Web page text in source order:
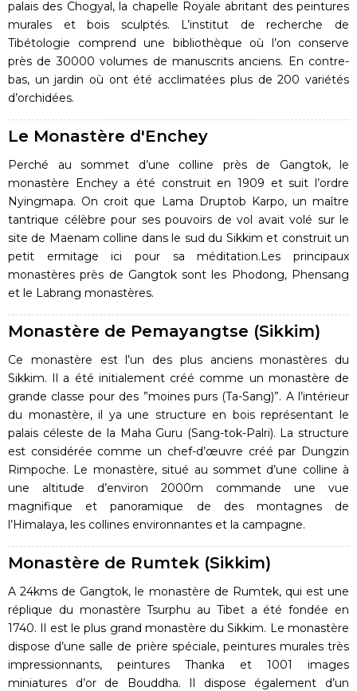
palais des Chogyal, la chapelle Royale abritant des peintures
murales et bois sculptés. L’institut de recherche de
Tibétologie comprend une bibliothèque où l’on conserve
près de 30000 volumes de manuscrits anciens. En contre-
bas, un jardin où ont été acclimatées plus de 200 variétés
d’orchidées.
Le Monastère d'Enchey
Perché au sommet d’une colline près de Gangtok, le
monastère Enchey a été construit en 1909 et suit l’ordre
Nyingmapa. On croit que Lama Druptob Karpo, un maître
tantrique célèbre pour ses pouvoirs de vol avait volé sur le
site de Maenam colline dans le sud du Sikkim et construit un
petit ermitage ici pour sa méditation.Les principaux
monastères près de Gangtok sont les Phodong, Phensang
et le Labrang monastères.
Monastère de Pemayangtse (Sikkim)
Ce monastère est l’un des plus anciens monastères du
Sikkim. Il a été initialement créé comme un monastère de
grande classe pour des ”moines purs (Ta-Sang)”. A l’intérieur
du monastère, il ya une structure en bois représentant le
palais céleste de la Maha Guru (Sang-tok-Palri). La structure
est considérée comme un chef-d’œuvre créé par Dungzin
Rimpoche. Le monastère, situé au sommet d’une colline à
une altitude d’environ 2000m commande une vue
magnifique et panoramique de des montagnes de
l’Himalaya, les collines environnantes et la campagne.
Monastère de Rumtek (Sikkim)
A 24kms de Gangtok, le monastère de Rumtek, qui est une
réplique du monastère Tsurphu au Tibet a été fondée en
1740. Il est le plus grand monastère du Sikkim. Le monastère
dispose d’une salle de prière spéciale, peintures murales très
impressionnants, peintures Thanka et 1001 images
miniatures d’or de Bouddha. Il dispose également d’un